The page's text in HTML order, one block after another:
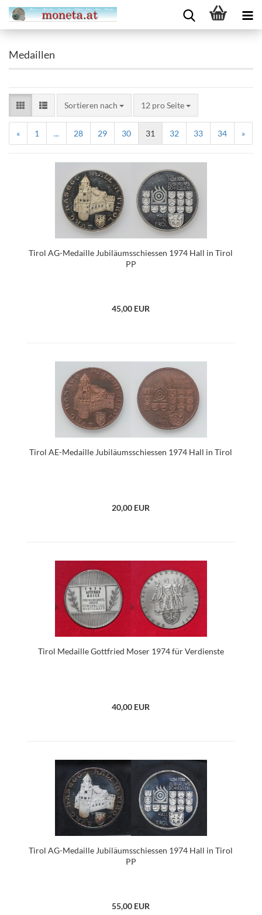
Medaillen
Sortieren nach 12 pro Seite
« 1 ... 28 29 30 31 32 33 34 »
Tirol AG-Medaille Jubiläumsschiessen 1974 Hall in Tirol
PP
45,00 EUR
Tirol AE-Medaille Jubiläumsschiessen 1974 Hall in Tirol
20,00 EUR
Tirol Medaille Gottfried Moser 1974 für Verdienste
40,00 EUR
Tirol AG-Medaille Jubiläumsschiessen 1974 Hall in Tirol
PP
55,00 EUR